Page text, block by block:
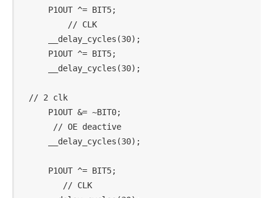
        // CLK
// 2 clk
     // OE deactive
       // CLK